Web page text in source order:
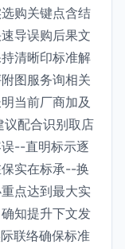
购关键点含结
导误购后果文
清晰印标准解
图服务询相关
当前厂商加及
配合识别取店
--直明标示逐
实在标承--换
点达到最大实
知提升下文发
联络确保标准